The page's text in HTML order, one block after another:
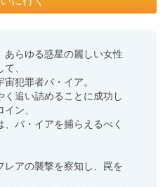
あらゆる惑星の麗しい女性
、
犯罪者バ・イア。
追い詰めることに成功し
ン、
バ・イアを捕らえるべく
レアの襲撃を察知し、罠を